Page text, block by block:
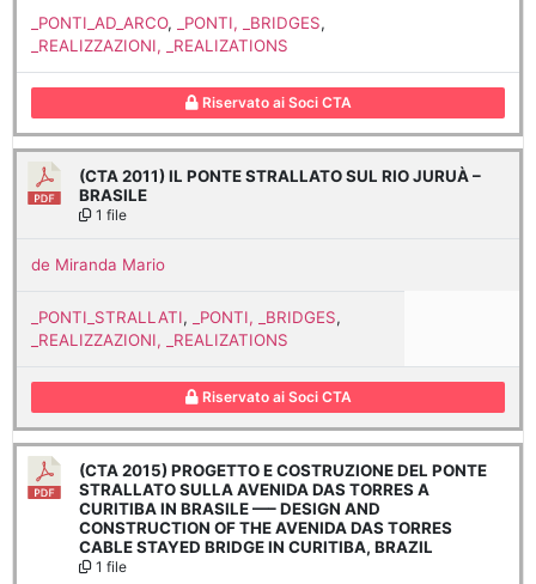
_PONTI_AD_ARCO, _PONTI, _BRIDGES,
_REALIZZAZIONI, _REALIZATIONS
Riservato ai Soci CTA
(CTA 2011) IL PONTE STRALLATO SUL RIO JURUÀ –
BRASILE
1 file
de Miranda Mario
_PONTI_STRALLATI, _PONTI, _BRIDGES,
_REALIZZAZIONI, _REALIZATIONS
Riservato ai Soci CTA
(CTA 2015) PROGETTO E COSTRUZIONE DEL PONTE
STRALLATO SULLA AVENIDA DAS TORRES A
CURITIBA IN BRASILE —– DESIGN AND
CONSTRUCTION OF THE AVENIDA DAS TORRES
CABLE STAYED BRIDGE IN CURITIBA, BRAZIL
1 file